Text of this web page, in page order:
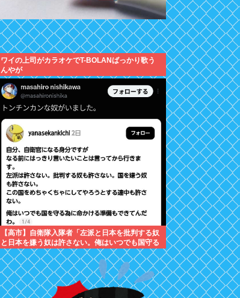
ワイの上司がカラオケでT-BOLANばっかり歌う
んやが
【高市】自衛隊入隊者「左派と日本を批判する奴
と日本を嫌う奴は許さない。俺はいつでも国守る
為に命かける準備出来てんだわ」